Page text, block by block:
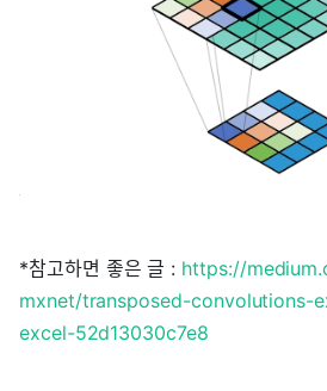
*참고하면 좋은 글 : https://
mxnet/transposed-convolutions-
excel-52d13030c7e8